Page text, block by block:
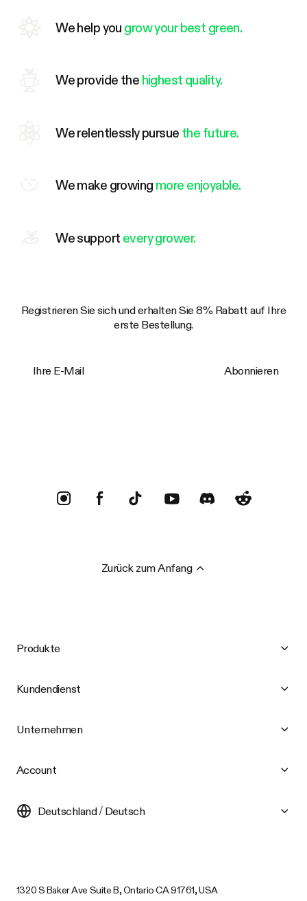
We help you grow your best green.
We provide the highest quality.
We relentlessly pursue the future.
We make growing more enjoyable.
We support every grower.
Registrieren Sie sich und erhalten Sie 8% Rabatt auf Ihre
erste Bestellung.
Abonnieren
Zurück zum Anfang
Produkte
Kundendienst
Unternehmen
Account
Deutschland / Deutsch
1320 S Baker Ave Suite B, Ontario CA 91761, USA